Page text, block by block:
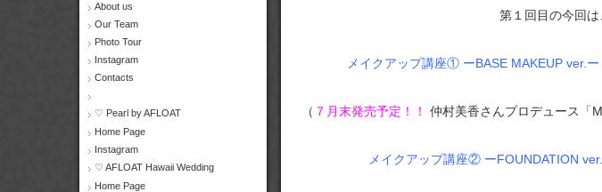
About us
Our Team
Photo Tour
Instagram
Contacts
♡ Pearl by AFLOAT
Home Page
Instagram
♡ AFLOAT Hawaii Wedding
Home Page
第１回目の今回は
メイクアップ講座① ーBASE MAKEUP ver.
（ ７月末発売予定！！ 仲村美香さんプロデュース「
メイクアップ講座② ーFOUNDATION